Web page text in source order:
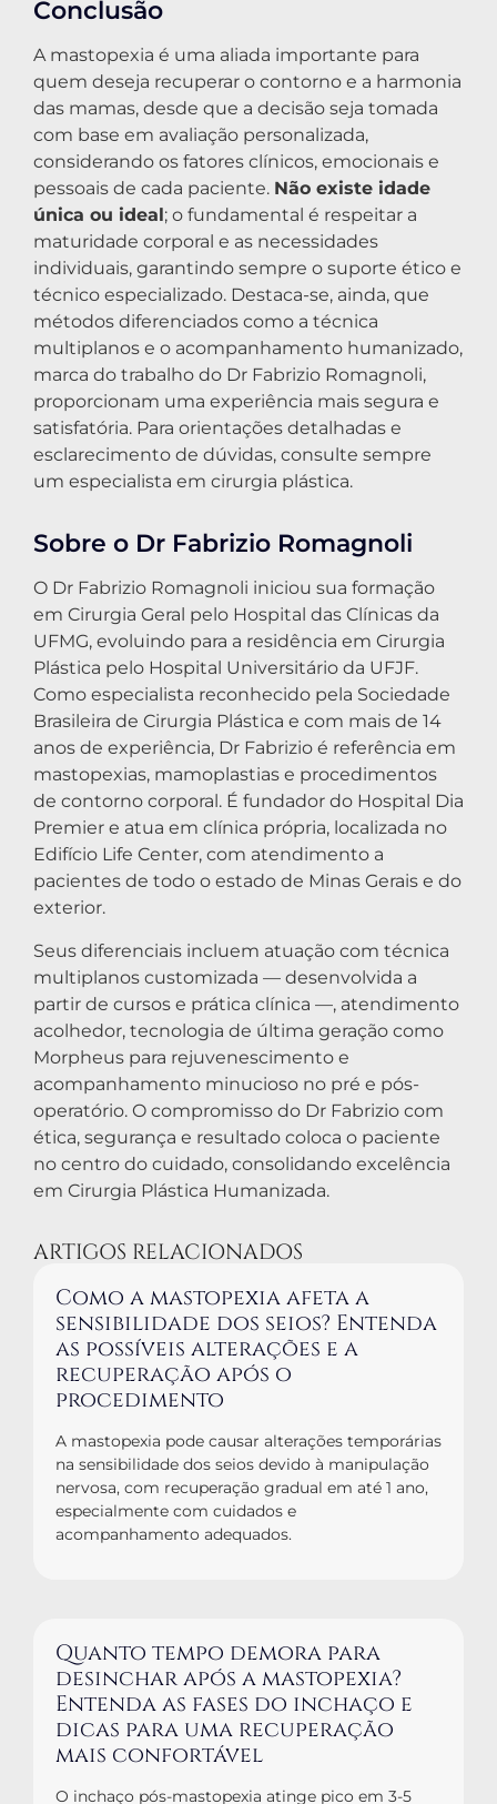
Conclusão
A mastopexia é uma aliada importante para
quem deseja recuperar o contorno e a harmonia
das mamas, desde que a decisão seja tomada
com base em avaliação personalizada,
considerando os fatores clínicos, emocionais e
pessoais de cada paciente. Não existe idade
única ou ideal ; o fundamental é respeitar a
maturidade corporal e as necessidades
individuais, garantindo sempre o suporte ético e
técnico especializado. Destaca-se, ainda, que
métodos diferenciados como a técnica
multiplanos e o acompanhamento humanizado,
marca do trabalho do Dr Fabrizio Romagnoli,
proporcionam uma experiência mais segura e
satisfatória. Para orientações detalhadas e
esclarecimento de dúvidas, consulte sempre
um especialista em cirurgia plástica.
Sobre o Dr Fabrizio Romagnoli
O Dr Fabrizio Romagnoli iniciou sua formação
em Cirurgia Geral pelo Hospital das Clínicas da
UFMG, evoluindo para a residência em Cirurgia
Plástica pelo Hospital Universitário da UFJF.
Como especialista reconhecido pela Sociedade
Brasileira de Cirurgia Plástica e com mais de 14
anos de experiência, Dr Fabrizio é referência em
mastopexias, mamoplastias e procedimentos
de contorno corporal. É fundador do Hospital Dia
Premier e atua em clínica própria, localizada no
Edifício Life Center, com atendimento a
pacientes de todo o estado de Minas Gerais e do
exterior.
Seus diferenciais incluem atuação com técnica
multiplanos customizada — desenvolvida a
partir de cursos e prática clínica —, atendimento
acolhedor, tecnologia de última geração como
Morpheus para rejuvenescimento e
acompanhamento minucioso no pré e pós-
operatório. O compromisso do Dr Fabrizio com
ética, segurança e resultado coloca o paciente
no centro do cuidado, consolidando excelência
em Cirurgia Plástica Humanizada.
ARTIGOS RELACIONADOS
Como a mastopexia afeta a
sensibilidade dos seios? Entenda
as possíveis alterações e a
recuperação após o
procedimento
A mastopexia pode causar alterações temporárias
na sensibilidade dos seios devido à manipulação
nervosa, com recuperação gradual em até 1 ano,
especialmente com cuidados e
acompanhamento adequados.
Quanto tempo demora para
desinchar após a mastopexia?
Entenda as fases do inchaço e
dicas para uma recuperação
mais confortável
O inchaço pós-mastopexia atinge pico em 3-5